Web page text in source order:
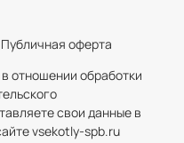
оферта
отношении обработки
свои данные в
vsekotly-spb.ru